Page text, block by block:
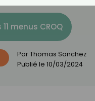
menus CROQ
ParThomas Sanchez
Publié le 10/03/2024